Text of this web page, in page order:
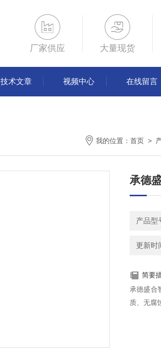
厂家供应 大量现货
技术文章 视频中心 在线留言
我的位置： 首页 >
承德
产品型
更新时
简要
承德盛合
质、无腐